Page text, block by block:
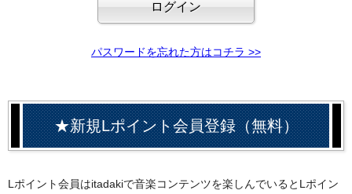
パスワードを忘れた方はコチラ >>
★新規Lポイント会員登録（無料）
Lポイント会員はitadakiで音楽コンテンツを楽しんでいるとLポイン